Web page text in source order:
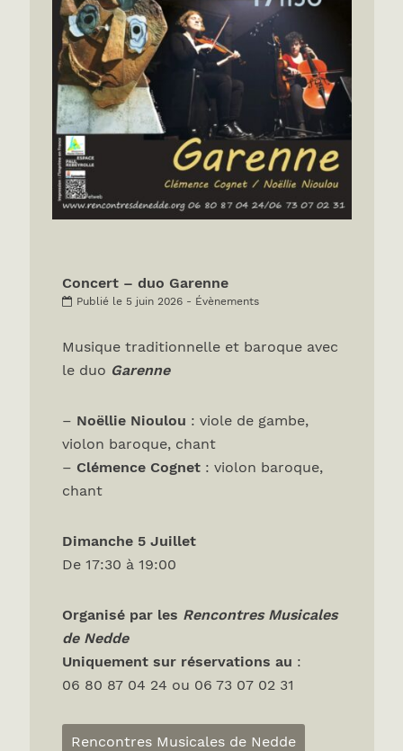
Concert – duo Garenne
Publié le 5 juin 2026 - Évènements
Musique traditionnelle et baroque avec
le duo Garenne
– Noëllie Nioulou : viole de gambe,
violon baroque, chant
– Clémence Cognet: violon baroque,
chant
Dimanche 5 Juillet
De 17:30 à 19:00
Organisé par les Rencontres Musicales
de Nedde
Uniquement sur réservations au :
06 80 87 04 24 ou 06 73 07 02 31
Rencontres Musicales de Nedde